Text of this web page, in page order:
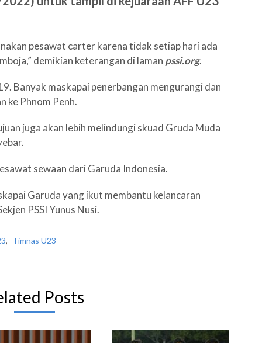
pesawat carter karena tidak setiap hari ada
demikian keterangan di laman pssi.org.
Banyak maskapai penerbangan mengurangi dan
ke Phnom Penh.
juga akan lebih melindungi skuad Gruda Muda
sewaan dari Garuda Indonesia.
Garuda yang ikut membantu kelancaran
PSSI Yunus Nusi.
, Timnas U23
Posts